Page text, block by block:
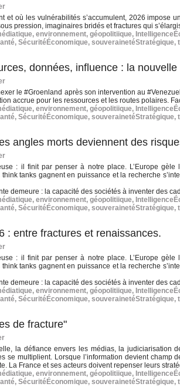
et où les vulnérabilités s’accumulent, 2026 impose
pression, imaginaires bridés et fractures qui
, environnement, géopolitiique,
, SécuritéÉconomique, souverainetéStratégique,
données, influence : la
le #Groenland après son intervention au
accrue pour les ressources et les routes polaires.
, environnement, géopolitiique,
, SécuritéÉconomique, souverainetéStratégique,
angles morts deviennent des
: il finit par penser à notre place. L’Europe
tanks gagnent en puissance et la recherche
demeure : la capacité des sociétés à inventer des
, environnement, géopolitiique,
, SécuritéÉconomique, souverainetéStratégique,
: entre fractures et renaissances.
: il finit par penser à notre place. L’Europe
tanks gagnent en puissance et la recherche
demeure : la capacité des sociétés à inventer des
, environnement, géopolitiique,
, SécuritéÉconomique, souverainetéStratégique,
de fracture"
la défiance envers les médias, la
se multiplient. Lorsque l’information devient champ
La France et ses acteurs doivent repenser leurs
, environnement, géopolitiique,
, SécuritéÉconomique, souverainetéStratégique,